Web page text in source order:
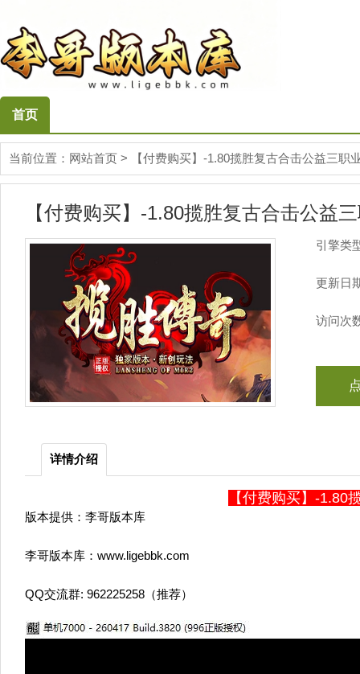
首页
当前位置： 网站首页 > 【付费购买】-1.80揽胜复古合击公益三
【付费购买】-1.80揽胜复古合击公益
引擎类
更新日
访问次
详情介绍
【付费购买】-1.80
版本提供：李哥版本库
李哥版本库：www.ligebbk.com
QQ交流群: 962225258（推荐）